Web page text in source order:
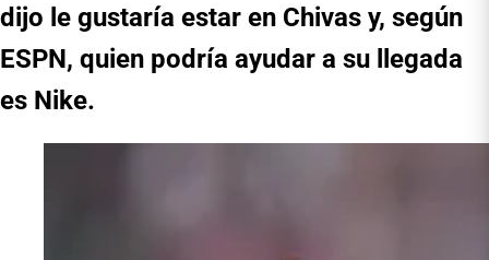
dijo le gustaría estar en Chivas y, según
ESPN, quien podría ayudar a su llegada
es Nike.